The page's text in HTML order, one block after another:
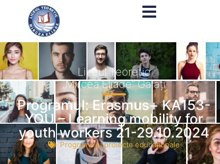
Liceul Teoretic
„Mircea Eliade” Galați
Programul: Erasmus+ KA153-
YOU – Learning mobility for
youth workers 21-29.10.2024
Programe și proiecte educaționale